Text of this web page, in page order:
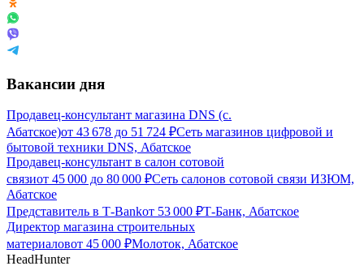
Вакансии дня
Продавец-консультант магазина DNS (с.
Абатское)от 43 678 до 51 724 ₽Сеть магазинов цифровой и
бытовой техники DNS, Абатское
Продавец-консультант в салон сотовой
связиот 45 000 до 80 000 ₽Сеть салонов сотовой связи ИЗЮМ,
Абатское
Представитель в Т-Bankот 53 000 ₽Т-Банк, Абатское
Директор магазина строительных
материаловот 45 000 ₽Молоток, Абатское
HeadHunter